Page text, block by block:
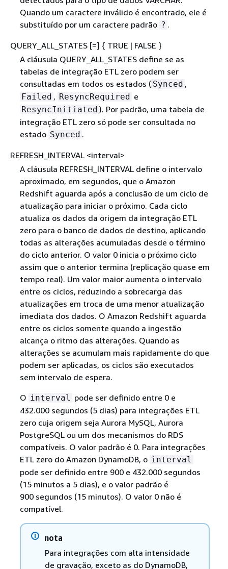
Quando um caractere inválido é encontrado, ele é
substituído por um caractere padrão ? .
QUERY_ALL_STATES [=] { TRUE | FALSE }
A cláusula QUERY_ALL_STATES define se as
tabelas de integração ETL zero podem ser
consultadas em todos os estados ( Synced ,
Failed , ResyncRequired e
ResyncInitiated ). Por padrão, uma tabela de
integração ETL zero só pode ser consultada no
estado Synced .
REFRESH_INTERVAL <interval>
A cláusula REFRESH_INTERVAL define o intervalo
aproximado, em segundos, que o Amazon
Redshift aguarda após a conclusão de um ciclo de
atualização para iniciar o próximo. Cada ciclo
atualiza os dados da origem da integração ETL
zero para o banco de dados de destino, aplicando
todas as alterações acumuladas desde o término
do ciclo anterior. O valor 0 inicia o próximo ciclo
assim que o anterior termina (replicação quase em
tempo real). Um valor maior aumenta o intervalo
entre os ciclos, reduzindo a sobrecarga das
atualizações em troca de uma menor atualização
imediata dos dados. O Amazon Redshift aguarda
entre os ciclos somente quando a ingestão
alcança o ritmo das alterações. Quando as
alterações se acumulam mais rapidamente do que
podem ser aplicadas, os ciclos são executados
sem intervalo de espera.
O interval
pode ser definido entre 0 e
432.000 segundos (5 dias) para integrações ETL
zero cuja origem seja Aurora MySQL, Aurora
PostgreSQL ou um dos mecanismos do RDS
compatíveis. O valor padrão é 0. Para integrações
ETL zero do Amazon DynamoDB, o interval
pode ser definido entre 900 e 432.000 segundos
(15 minutos a 5 dias), e o valor padrão é
900 segundos (15 minutos). O valor 0 não é
compatível.
nota
Para integrações com alta intensidade
de gravação, exceto as do DynamoDB,